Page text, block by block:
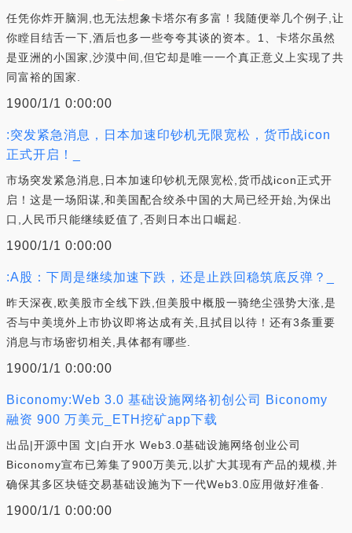
任凭你炸开脑洞,也无法想象卡塔尔有多富！我随便举几个例子,让
你瞠目结舌一下,酒后也多一些夸夸其谈的资本。1、卡塔尔虽然
是亚洲的小国家,沙漠中间,但它却是唯一一个真正意义上实现了共
同富裕的国家.
1900/1/1 0:00:00
:突发紧急消息，日本加速印钞机无限宽松，货币战icon
正式开启！_
市场突发紧急消息,日本加速印钞机无限宽松,货币战icon正式开
启！这是一场阳谋,和美国配合绞杀中国的大局已经开始,为保出
口,人民币只能继续贬值了,否则日本出口崛起.
1900/1/1 0:00:00
:A股：下周是继续加速下跌，还是止跌回稳筑底反弹？_
昨天深夜,欧美股市全线下跌,但美股中概股一骑绝尘强势大涨,是
否与中美境外上市协议即将达成有关,且拭目以待！还有3条重要
消息与市场密切相关,具体都有哪些.
1900/1/1 0:00:00
Biconomy:Web 3.0 基础设施网络初创公司 Biconomy
融资 900 万美元_ETH挖矿app下载
出品|开源中国 文|白开水 Web3.0基础设施网络创业公司
Biconomy宣布已筹集了900万美元,以扩大其现有产品的规模,并
确保其多区块链交易基础设施为下一代Web3.0应用做好准备.
1900/1/1 0:00:00